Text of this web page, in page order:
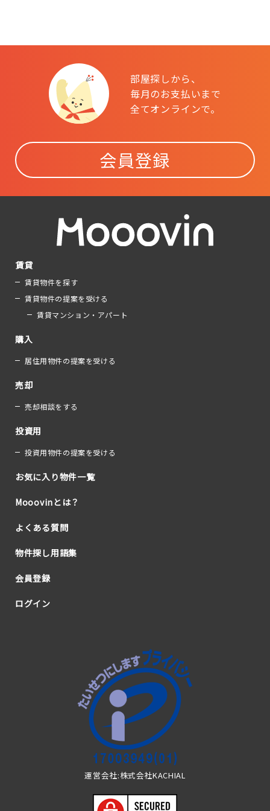
部屋探しから、
毎月のお支払いまで
全てオンラインで。
会員登録
賃貸
賃貸物件を探す
賃貸物件の提案を受ける
賃貸マンション・アパート
購入
居住用物件の提案を受ける
売却
売却相談をする
投資用
投資用物件の提案を受ける
お気に入り物件一覧
Mooovinとは？
よくある質問
物件探し用語集
会員登録
ログイン
運営会社:株式会社KACHIAL